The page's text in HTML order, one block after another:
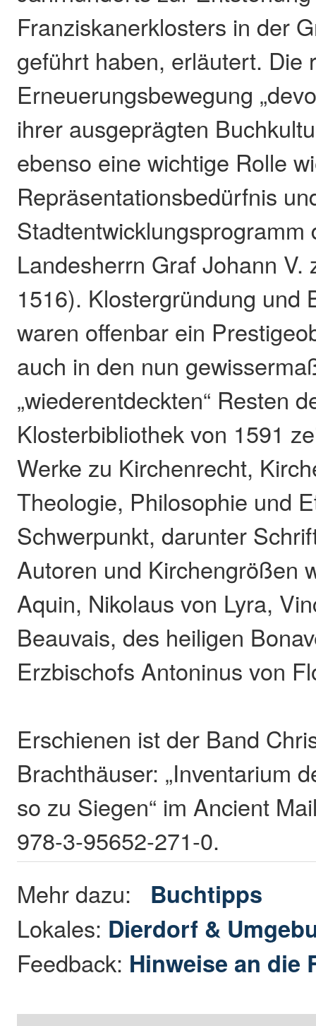
Franziskanerklosters in der
geführt haben, erläutert. Die
Erneuerungsbewegung
ihrer ausgeprägten
ebenso eine wichtige Rolle
Repräsentationsbedürfnis
Stadtentwicklungsprogramm
Landesherrn Graf Johann V.
1516). Klostergründung und
waren offenbar ein
auch in den nun
„wiederentdeckten“ Resten
Klosterbibliothek von 1591
Werke zu Kirchenrecht,
Theologie, Philosophie und
Schwerpunkt, darunter
Autoren und Kirchengrößen
Aquin, Nikolaus von Lyra,
Beauvais, des heiligen
Erzbischofs Antoninus von
Erschienen ist der Band
Brachthäuser: „Inventarium
so zu Siegen“ im Ancient
978-3-95652-271-0.
Mehr dazu: Buchtipps
Lokales: Dierdorf &
Feedback: Hinweise an die